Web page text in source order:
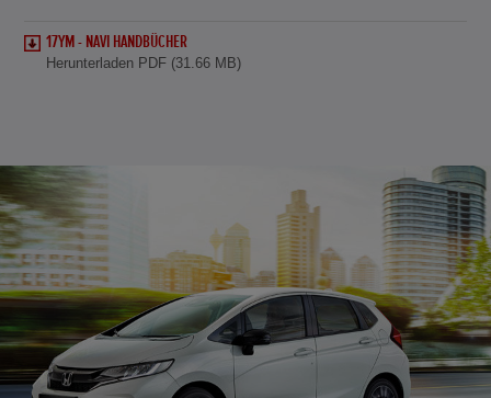
17YM - NAVI HANDBÜCHER
Herunterladen PDF (31.66 MB)